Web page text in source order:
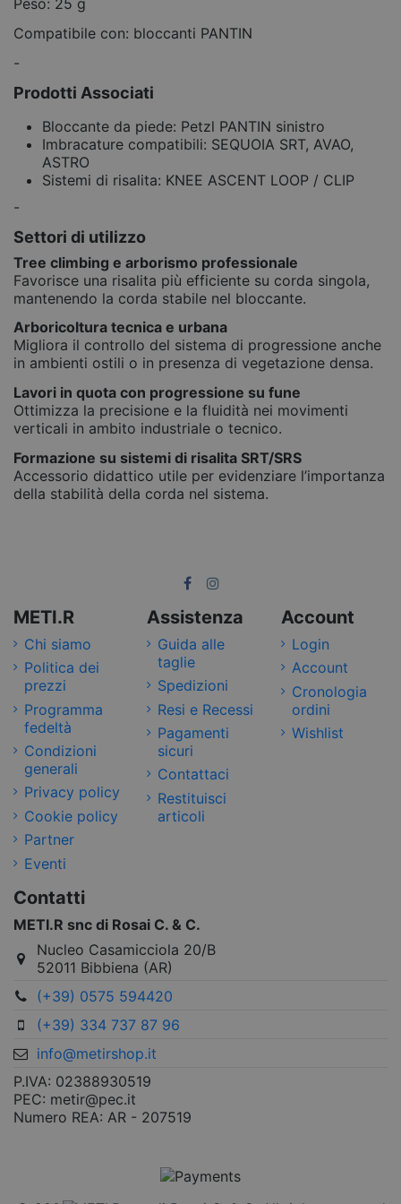
Peso: 25 g
Compatibile con: bloccanti PANTIN
-
Prodotti Associati
Bloccante da piede: Petzl PANTIN sinistro
Imbracature compatibili: SEQUOIA SRT, AVAO,
ASTRO
Sistemi di risalita: KNEE ASCENT LOOP / CLIP
-
Settori di utilizzo
Tree climbing e arborismo professionale
Favorisce una risalita più efficiente su corda singola,
mantenendo la corda stabile nel bloccante.
Arboricoltura tecnica e urbana
Migliora il controllo del sistema di progressione anche
in ambienti ostili o in presenza di vegetazione densa.
Lavori in quota con progressione su fune
Ottimizza la precisione e la fluidità nei movimenti
verticali in ambito industriale o tecnico.
Formazione su sistemi di risalita SRT/SRS
Accessorio didattico utile per evidenziare l’importanza
della stabilità della corda nel sistema.
METI.R
Chi siamo
Politica dei
prezzi
Programma
fedeltà
Condizioni
generali
Privacy policy
Cookie policy
Partner
Eventi
Assistenza
Guida alle
taglie
Spedizioni
Resi e Recessi
Pagamenti
sicuri
Contattaci
Restituisci
articoli
Account
Login
Account
Cronologia
ordini
Wishlist
Contatti
METI.R snc di Rosai C. & C.
Nucleo Casamicciola 20/B
52011 Bibbiena (AR)
(+39) 0575 594420
(+39) 334 737 87 96
info@metirshop.it
P.IVA: 02388930519
PEC: metir@pec.it
Numero REA: AR - 207519